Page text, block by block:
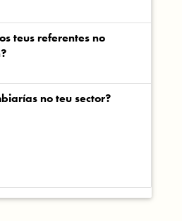
os teus referentes no
no teu sector?